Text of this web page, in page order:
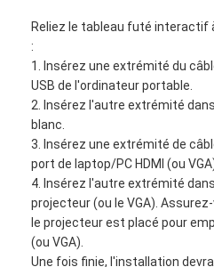
Moniteur interactif d'écran
panneau futé d'affichage à
Tableau blanc interactif
tous dans un tableau blanc
tableau blanc interactif
Reliez le tableau futé interactif
:
1. Insérez une extrémité du
USB de l'ordinateur portable.
2. Insérez l'autre extrémité
blanc.
3. Insérez une extrémité de
port de laptop/PC HDMI (ou
4. Insérez l'autre extrémité
projecteur (ou le VGA).
le projecteur est placé pour
(ou VGA).
Une fois finie, l'installation